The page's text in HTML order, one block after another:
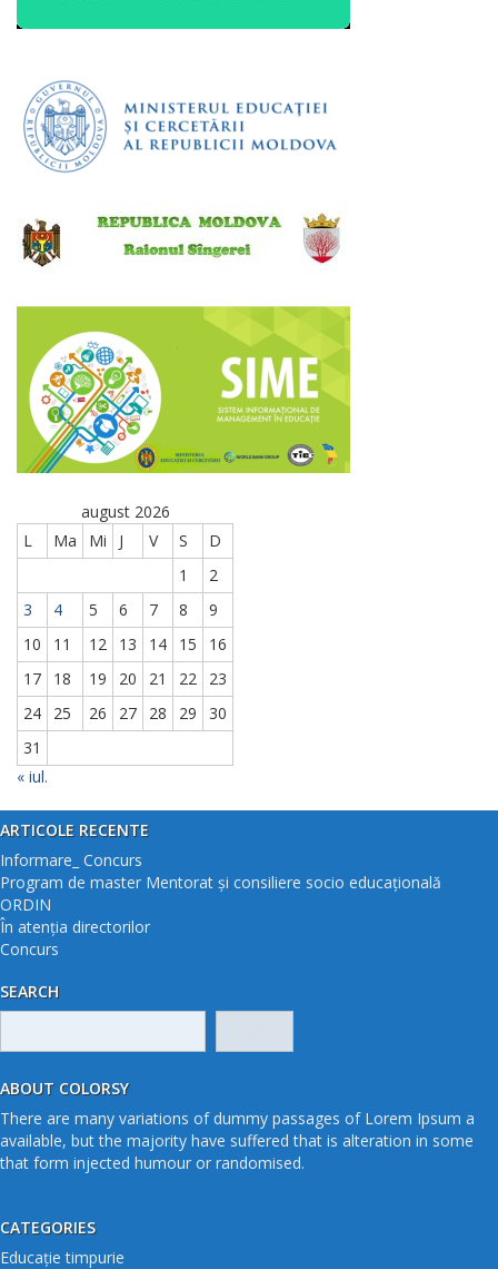
august 2026
L
Ma Mi J V S
D
1
2
3
4 5 6 7 8
9
10
11 12 13 14 15
16
17
18 19 20 21 22
23
24
25 26 27 28 29
30
31
« iul.
ARTICOLE RECENTE
Informare_ Concurs
Program de master Mentorat și consiliere socio educațională
ORDIN
În atenția directorilor
Concurs
SEARCH
ABOUT COLORSY
There are many variations of dummy passages of Lorem Ipsum a
available, but the majority have suffered that is alteration in some
that form injected humour or randomised.
CATEGORIES
Educație timpurie